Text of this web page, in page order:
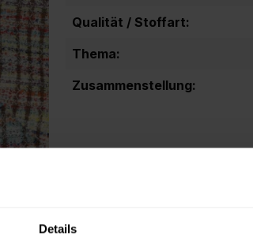
Details
Qualität / Stoffart:
Thema:
Zusammenstellung: